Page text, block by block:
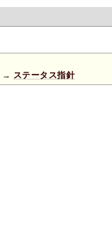
→ ステータス指針